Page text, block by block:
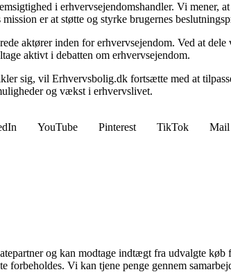
i erhvervsejendomshandler. Vi
er at støtte og styrke brugernes
aktører inden for erhvervsejendom. Ved at
aktivt i debatten om erhvervsejendom.
sig, vil Erhvervsbolig.dk fortsætte med at
og vækst i erhvervslivet.
YouTube Pinterest TikTok Mail
og kan modtage indtægt fra udvalgte køb
forbeholdes. Vi kan tjene penge gennem